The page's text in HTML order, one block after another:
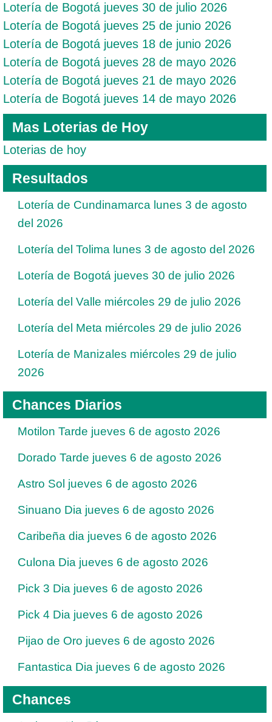
Lotería de Bogotá jueves 30 de julio 2026
Lotería de Bogotá jueves 25 de junio 2026
Lotería de Bogotá jueves 18 de junio 2026
Lotería de Bogotá jueves 28 de mayo 2026
Lotería de Bogotá jueves 21 de mayo 2026
Lotería de Bogotá jueves 14 de mayo 2026
Mas Loterias de Hoy
Loterias de hoy
Resultados
Lotería de Cundinamarca lunes 3 de agosto
del 2026
Lotería del Tolima lunes 3 de agosto del 2026
Lotería de Bogotá jueves 30 de julio 2026
Lotería del Valle miércoles 29 de julio 2026
Lotería del Meta miércoles 29 de julio 2026
Lotería de Manizales miércoles 29 de julio
2026
Chances Diarios
Motilon Tarde jueves 6 de agosto 2026
Dorado Tarde jueves 6 de agosto 2026
Astro Sol jueves 6 de agosto 2026
Sinuano Dia jueves 6 de agosto 2026
Caribeña dia jueves 6 de agosto 2026
Culona Dia jueves 6 de agosto 2026
Pick 3 Dia jueves 6 de agosto 2026
Pick 4 Dia jueves 6 de agosto 2026
Pijao de Oro jueves 6 de agosto 2026
Fantastica Dia jueves 6 de agosto 2026
Chances